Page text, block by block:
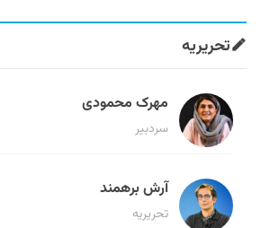
تحریریه
مهرک محمودی
سردبیر
آرش برهمند
تحریریه